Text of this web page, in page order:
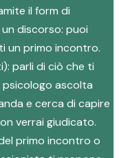
il form di
discorso: puoi
un primo incontro.
parli di ciò che ti
ascolta
e cerca di capire
verrai giudicato.
primo incontro o